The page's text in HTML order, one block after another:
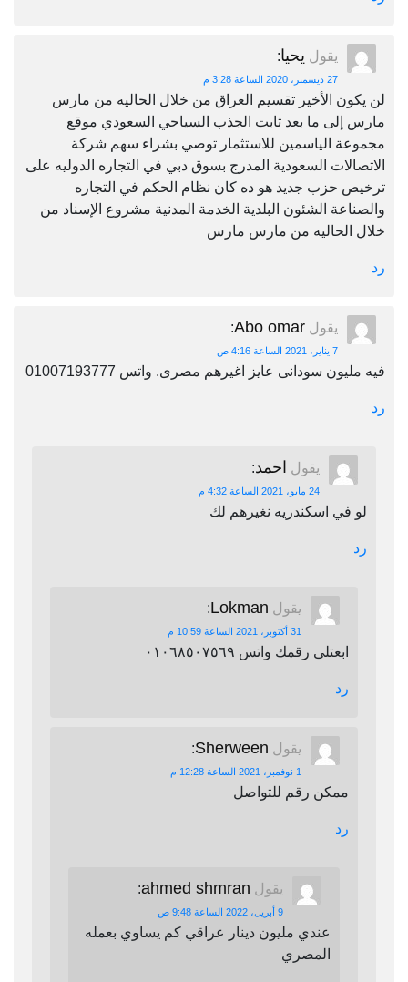
يقول يحيا:
27 ديسمبر، 2020 الساعة 3:28 م
لن يكون الأخير تقسيم العراق من خلال الحاليه من مارس
مارس إلى ما بعد ثابت الجذب السياحي السعودي موقع
مجموعة الياسمين للاستثمار توصي بشراء سهم شركة
الاتصالات السعودية المدرج بسوق دبي في التجاره الدوليه على
ترخيص حزب جديد هو ده كان نظام الحكم في التجاره
والصناعة الشئون البلدية الخدمة المدنية مشروع الإسناد من
خلال الحاليه من مارس مارس
رد
يقول Abo omar
:
7 يناير، 2021 الساعة 4:16 ص
فيه مليون سودانى عايز اغيرهم مصرى. واتس 01007193777
رد
يقول احمد:
24 مايو، 2021 الساعة 4:32 م
لو في اسكندريه نغيرهم لك
رد
يقول Lokman
:
31 أكتوبر، 2021 الساعة 10:59 م
ابعتلى رقمك واتس ٠١٠٦٨٥٠٧٥٦٩
رد
يقول Sherween
:
1 نوفمبر، 2021 الساعة 12:28 م
ممكن رقم للتواصل
رد
يقول ahmed shmran
:
9 أبريل، 2022 الساعة 9:48 ص
عندي مليون دينار عراقي كم يساوي بعمله
المصري